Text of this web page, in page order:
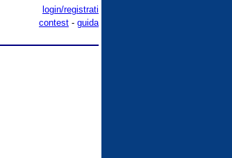
login/registrati
contest - guida